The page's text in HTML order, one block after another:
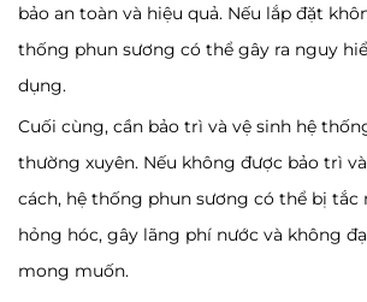
bảo an toàn và hiệu quả. Nếu lắp đặt
thống phun sương có thể gây ra nguy
dụng.
Cuối cùng, cần bảo trì và vệ sinh hệ
thường xuyên. Nếu không được bảo trì
cách, hệ thống phun sương có thể bị tắc
hỏng hóc, gây lãng phí nước và không
mong muốn.